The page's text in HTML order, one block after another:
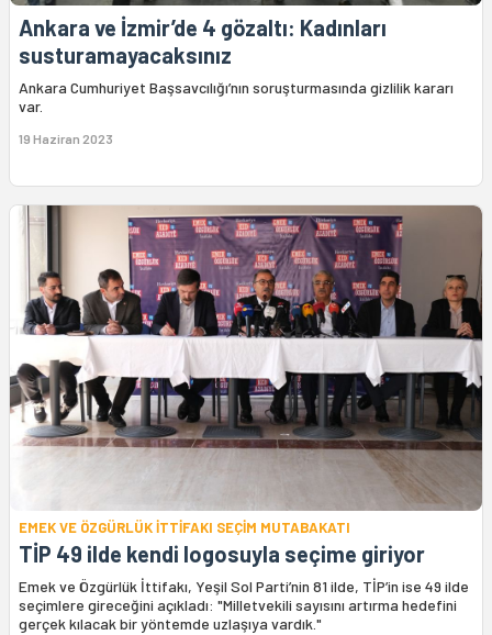
Ankara ve İzmir’de 4 gözaltı: Kadınları
susturamayacaksınız
Ankara Cumhuriyet Başsavcılığı’nın soruşturmasında gizlilik kararı
var.
19 Haziran 2023
EMEK VE ÖZGÜRLÜK İTTİFAKI SEÇİM MUTABAKATI
TİP 49 ilde kendi logosuyla seçime giriyor
Emek ve Özgürlük İttifakı, Yeşil Sol Parti’nin 81 ilde, TİP’in ise 49 ilde
seçimlere gireceğini açıkladı: "Milletvekili sayısını artırma hedefini
gerçek kılacak bir yöntemde uzlaşıya vardık."